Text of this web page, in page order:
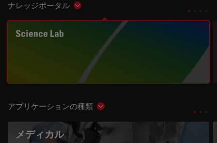
ナレッジポータル Show subnavigation
Science Lab
アプリケーションの種類 Show subnavigation
メディカル